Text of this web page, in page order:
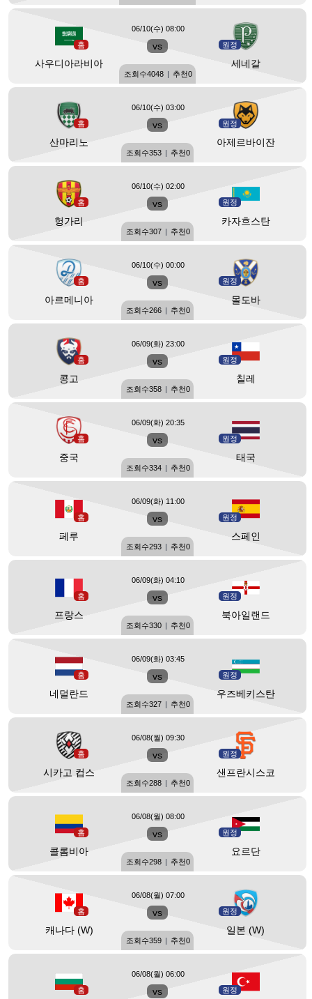
홈
사우디아라비아
vs 원정
세네갈
06/10(수) 08:00
조회수4048 | 추천0
홈
산마리노
vs 원정
아제르바이잔
06/10(수) 03:00
조회수353 | 추천0
홈
헝가리
vs 원정
카자흐스탄
06/10(수) 02:00
조회수307 | 추천0
홈
아르메니아
vs 원정
몰도바
06/10(수) 00:00
조회수266 | 추천0
홈
콩고
vs 원정
칠레
06/09(화) 23:00
조회수358 | 추천0
홈
중국
vs 원정
태국
06/09(화) 20:35
조회수334 | 추천0
홈
페루
vs 원정
스페인
06/09(화) 11:00
조회수293 | 추천0
홈
프랑스
vs 원정
북아일랜드
06/09(화) 04:10
조회수330 | 추천0
홈
네덜란드
vs 원정
우즈베키스탄
06/09(화) 03:45
조회수327 | 추천0
홈
시카고 컵스
vs 원정
샌프란시스코
06/08(월) 09:30
조회수288 | 추천0
홈
콜롬비아
vs 원정
요르단
06/08(월) 08:00
조회수298 | 추천0
홈
캐나다 (W)
vs 원정
일본 (W)
06/08(월) 07:00
조회수359 | 추천0
홈 vs 원정
06/08(월) 06:00